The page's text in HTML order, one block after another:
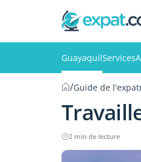
GuayaquilServices
/Guide de
2 min de lecture